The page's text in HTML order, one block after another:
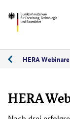
zum
(Eingabetaste)
zum
(Eingabetaste)
zur
(Eingabetaste)
BMFTR
05/2021
HERA
HERA